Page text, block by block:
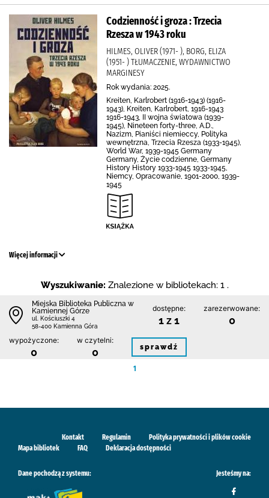
Codzienność i groza : Trzecia
Rzesza w 1943 roku
HILMES, OLIVER (1971- ), BORG, ELIZA
(1951- ) TŁUMACZENIE, WYDAWNICTWO
MARGINESY
Rok wydania: 2025.
Kreiten, Karlrobert (1916-1943) (1916-
1943), Kreiten, Karlrobert, 1916-1943
1916-1943, II wojna światowa (1939-
1945), Nineteen forty-three, A.D.,
Nazizm, Pianiści niemieccy, Polityka
wewnętrzna, Trzecia Rzesza (1933-1945),
World War, 1939-1945 Germany
Germany, Życie codzienne, Germany
History History 1933-1945 1933-1945,
Niemcy, Opracowanie, 1901-2000, 1939-
1945
Więcej informacji
Wyszukiwanie: Znalezione w bibliotekach: 1 .
Miejska Biblioteka Publiczna w
Kamiennej Górze
ul. Kościuszki 4
58-400 Kamienna Góra
dostępne:
1 z 1
zarezerwowane:
0
wypożyczone:
0
w czytelni:
0 sprawdź
1
Kontakt Regulamin
Polityka prywatności i plików cookie
Mapa bibliotek
FAQ Deklaracja dostępności
Dane pochodzą z systemu: Jesteśmy na: